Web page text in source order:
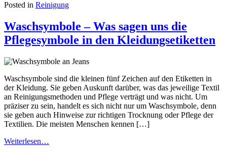
Posted in Reinigung
Waschsymbole – Was sagen uns die
Pflegesymbole in den Kleidungsetiketten
Waschsymbole sind die kleinen fünf Zeichen auf den Etiketten in
der Kleidung. Sie geben Auskunft darüber, was das jeweilige Textil
an Reinigungsmethoden und Pflege verträgt und was nicht. Um
präziser zu sein, handelt es sich nicht nur um Waschsymbole, denn
sie geben auch Hinweise zur richtigen Trocknung oder Pflege der
Textilien. Die meisten Menschen kennen […]
Weiterlesen…